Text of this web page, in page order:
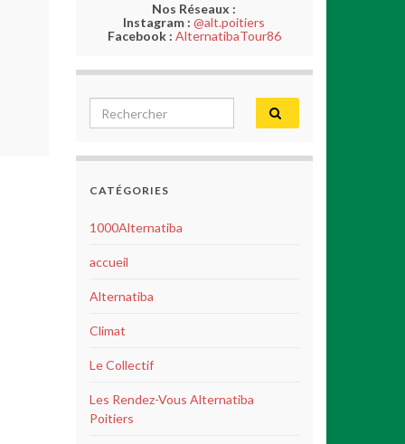
Nos Réseaux :
Instagram : @alt.poitiers
Facebook : AlternatibaTour86
Search for:
CATÉGORIES
1000Alternatiba
accueil
Alternatiba
Climat
Le Collectif
Les Rendez-Vous Alternatiba
Poitiers